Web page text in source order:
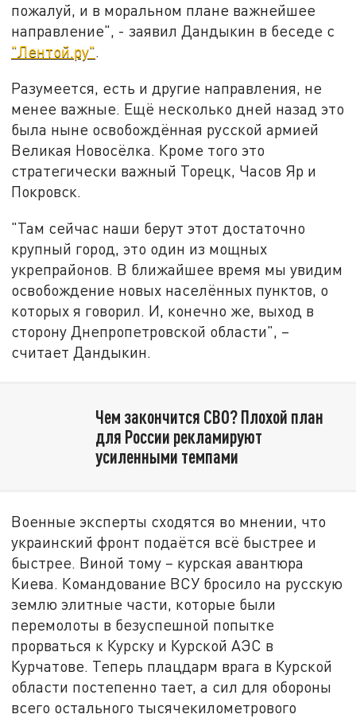
пожалуй, и в моральном плане важнейшее
направление", - заявил Дандыкин в беседе с
"Лентой.ру".
Разумеется, есть и другие направления, не
менее важные. Ещё несколько дней назад это
была ныне освобождённая русской армией
Великая Новосёлка. Кроме того это
стратегически важный Торецк, Часов Яр и
Покровск.
"Там сейчас наши берут этот достаточно
крупный город, это один из мощных
укрепрайонов. В ближайшее время мы увидим
освобождение новых населённых пунктов, о
которых я говорил. И, конечно же, выход в
сторону Днепропетровской области", –
считает Дандыкин.
Чем закончится СВО? Плохой план
для России рекламируют
усиленными темпами
Военные эксперты сходятся во мнении, что
украинский фронт подаётся всё быстрее и
быстрее. Виной тому – курская авантюра
Киева. Командование ВСУ бросило на русскую
землю элитные части, которые были
перемолоты в безуспешной попытке
прорваться к Курску и Курской АЭС в
Курчатове. Теперь плацдарм врага в Курской
области постепенно тает, а сил для обороны
всего остального тысячекилометрового